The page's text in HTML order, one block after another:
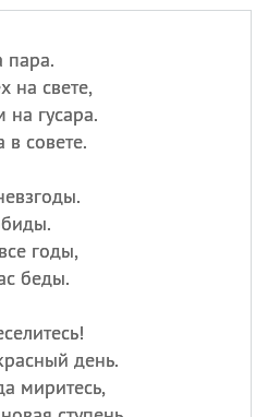
пара.
на свете,
гусара.
совете.
годы,
беды.
день.
миритесь,